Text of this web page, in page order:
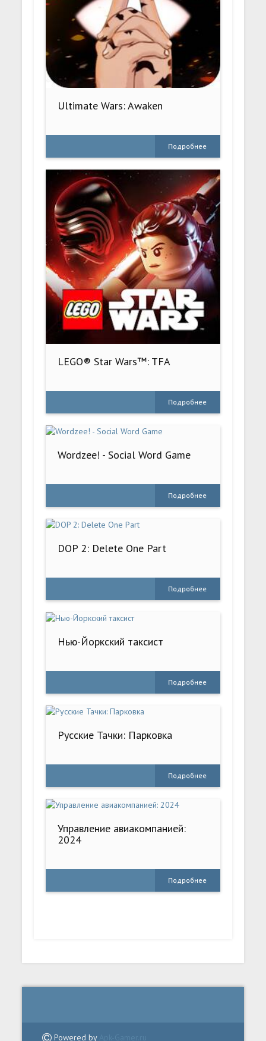
Ultimate Wars: Awaken
Подробнее
LEGO® Star Wars™: TFA
Подробнее
Wordzee! - Social Word Game
Подробнее
DOP 2: Delete One Part
Подробнее
Нью-Йоркский таксист
Подробнее
Русские Тачки: Парковка
Подробнее
Управление авиакомпанией:
2024
Подробнее
Powered by